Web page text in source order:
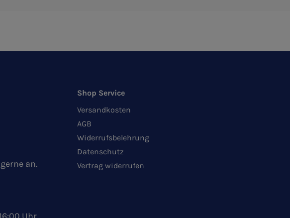
an.
Shop Service
Versandkosten
AGB
Widerrufsbelehrung
Datenschutz
Vertrag widerrufen